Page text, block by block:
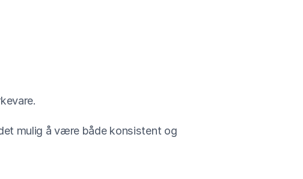
mulig å være både konsistent og